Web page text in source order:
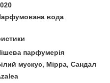
вода
парфумерія
мускус, Мірра, Сандал